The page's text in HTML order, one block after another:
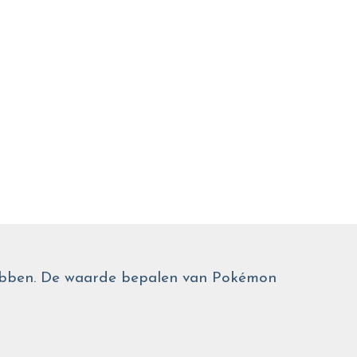
De waarde bepalen van Pokémon